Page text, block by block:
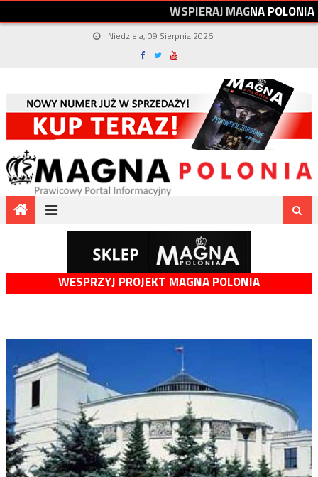
WSPIERAJMAGNAPOLONIA
Niedziela, 09 Sierpnia 2026
WESPRZYJ PROJEKT MAGNA POLONIA